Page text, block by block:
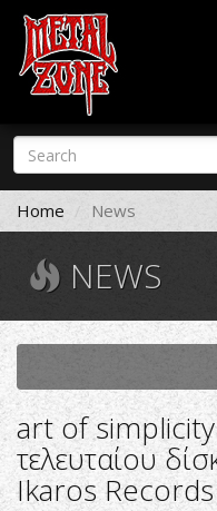
Skip
main
content
Search
form
Search
Home News
NEWS
art of
τελευταίου
Ikaros Records